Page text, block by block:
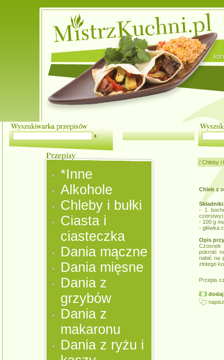
*Inne
Alkohole
Chleby i bułki
Ciasta i
ciasteczka
Dania mączne
Dania mięsne
Dania z
grzybów
Dania z
makaronu
Dania z ryżu i
/ Chleby i
Chleb z
- 1
czerstwy)
- 100 g
- główka
Opis
pokroić
nabić na
złotego
Przepis